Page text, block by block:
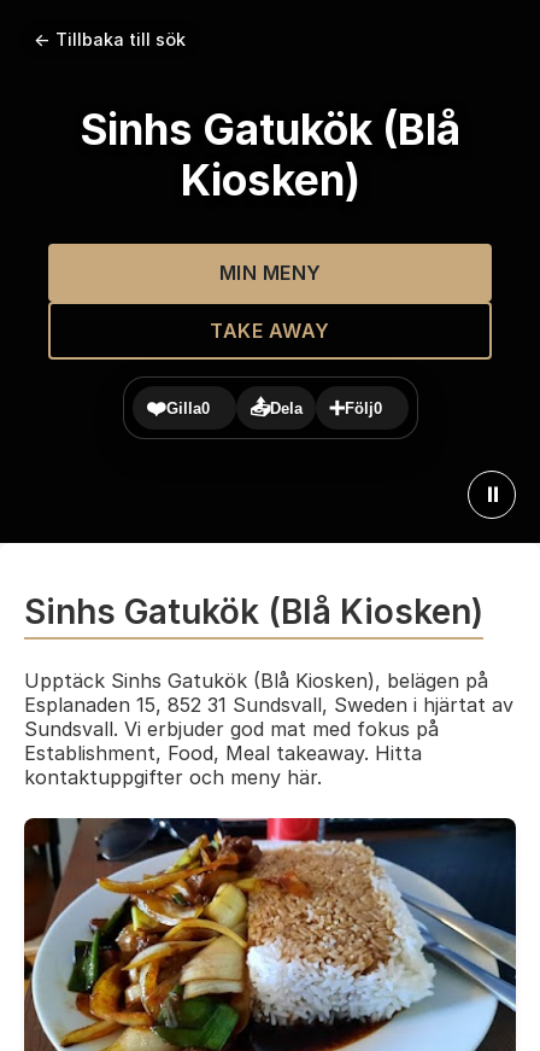
← Tillbaka till sök
Sinhs Gatukök (Blå
Kiosken)
MIN MENY
TAKE AWAY
❤️Gilla0 📤Dela ➕Följ0
⏸
Sinhs Gatukök (Blå Kiosken)
Upptäck Sinhs Gatukök (Blå Kiosken), belägen på
Esplanaden 15, 852 31 Sundsvall, Sweden i hjärtat av
Sundsvall. Vi erbjuder god mat med fokus på
Establishment, Food, Meal takeaway. Hitta
kontaktuppgifter och meny här.